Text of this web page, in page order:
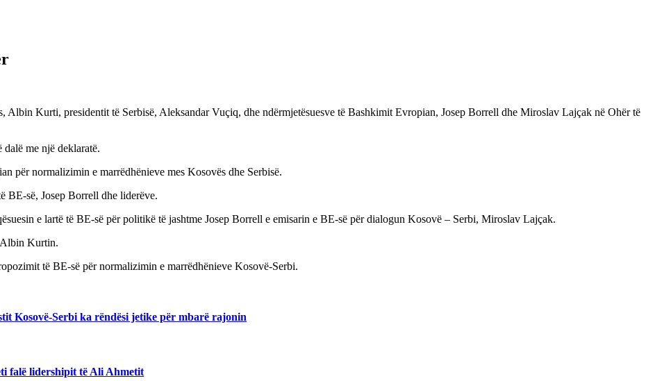
Kurti, presidentit të Serbisë, Aleksandar Vuçiq, dhe ndërmjetësuesve të Bashkimit Evropian, Josep Borrell dhe Miroslav Lajçak në Ohër të
me një deklaratë.
për normalizimin e marrëdhënieve mes Kosovës dhe Serbisë.
BE-së, Josep Borrell dhe liderëve.
e lartë të BE-së për politikë të jashtme Josep Borrell e emisarin e BE-së për dialogun Kosovë – Serbi, Miroslav Lajçak.
Albin Kurtin.
të BE-së për normalizimin e marrëdhënieve Kosovë-Serbi.
Kosovë-Serbi ka rëndësi jetike për mbarë rajonin
falë lidershipit të Ali Ahmetit